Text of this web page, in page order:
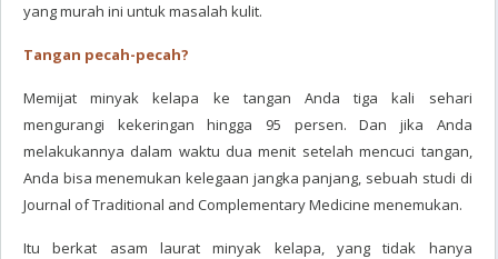
yang murah ini untuk masalah kulit.
Tangan pecah-pecah?
Memijat minyak kelapa ke tangan Anda tiga kali sehari
mengurangi kekeringan hingga 95 persen. Dan jika Anda
melakukannya dalam waktu dua menit setelah mencuci tangan,
Anda bisa menemukan kelegaan jangka panjang, sebuah studi di
Journal of Traditional and Complementary Medicine menemukan.
Itu berkat asam laurat minyak kelapa, yang tidak hanya